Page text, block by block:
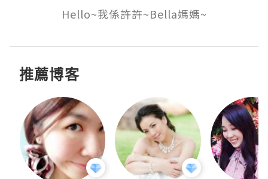
Hello~我係許許~Bella媽媽~
推薦博客